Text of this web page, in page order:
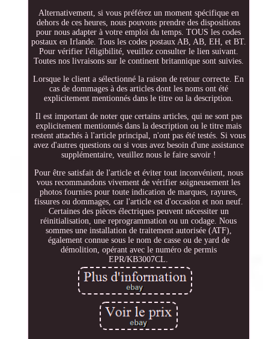
Alternativement, si vous préférez un moment spécifique en
dehors de ces heures, nous pouvons prendre des dispositions
pour nous adapter à votre emploi du temps. TOUS les codes
postaux en Irlande. Tous les codes postaux AB, AB, EH, et BT.
Pour vérifier l'éligibilité, veuillez consulter le lien suivant.
Toutes nos livraisons sur le continent britannique sont suivies.
Lorsque le client a sélectionné la raison de retour correcte. En
cas de dommages à des articles dont les noms ont été
explicitement mentionnés dans le titre ou la description.
Il est important de noter que certains articles, qui ne sont pas
explicitement mentionnés dans la description ou le titre mais
restent attachés à l'article principal, n'ont pas été testés. Si vous
avez d'autres questions ou si vous avez besoin d'une assistance
supplémentaire, veuillez nous le faire savoir !
Pour être satisfait de l'article et éviter tout inconvénient, nous
vous recommandons vivement de vérifier soigneusement les
photos fournies pour toute indication de marques, rayures,
fissures ou dommages, car l'article est d'occasion et non neuf.
Certaines des pièces électriques peuvent nécessiter un
réinitialisation, une reprogrammation ou un codage. Nous
sommes une installation de traitement autorisée (ATF),
également connue sous le nom de casse ou de yard de
démolition, opérant avec le numéro de permis
EPR/KB3007CL.